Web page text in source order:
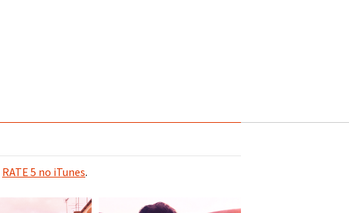
RATE 5 no iTunes.